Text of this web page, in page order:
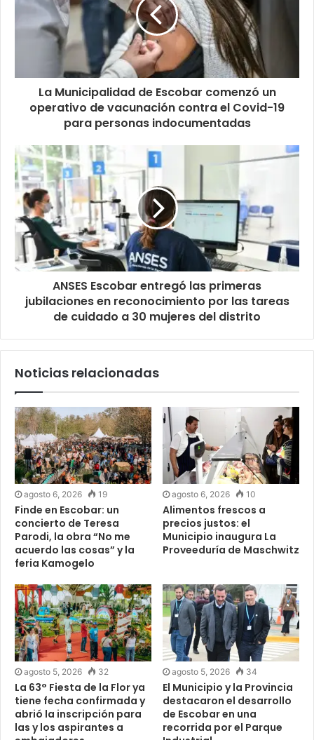
La Municipalidad de Escobar comenzó un
operativo de vacunación contra el Covid-19
para personas indocumentadas
ANSES Escobar entregó las primeras
jubilaciones en reconocimiento por las tareas
de cuidado a 30 mujeres del distrito
Noticias relacionadas
agosto 6, 2026 19
Finde en Escobar: un
concierto de Teresa
Parodi, la obra “No me
acuerdo las cosas” y la
feria Kamogelo
agosto 6, 2026 10
Alimentos frescos a
precios justos: el
Municipio inaugura La
Proveeduría de Maschwitz
agosto 5, 2026 32
La 63° Fiesta de la Flor ya
tiene fecha confirmada y
abrió la inscripción para
las y los aspirantes a
agosto 5, 2026 34
El Municipio y la Provincia
destacaron el desarrollo
de Escobar en una
recorrida por el Parque